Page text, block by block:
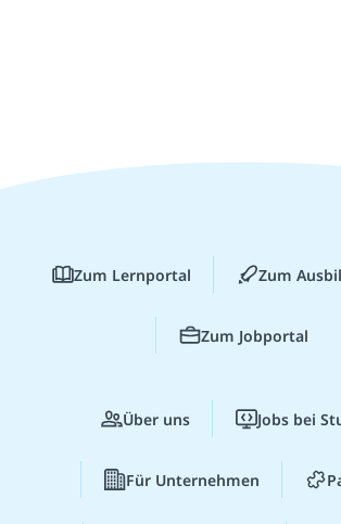
Zum Lernportal Zum
Zum Jobportal
Über uns Jobs bei
Für Unternehmen